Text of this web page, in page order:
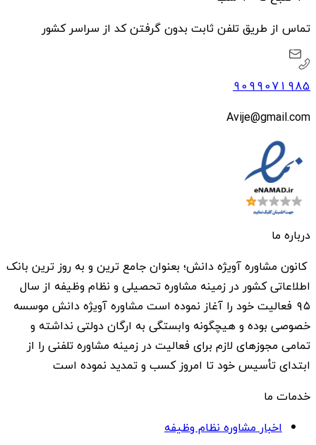
تماس از طریق تلفن ثابت بدون گرفتن کد از سراسر کشور
9099071985
Avije@gmail.com
درباره ما
کانون مشاوره آویژه دانش؛ بعنوان جامع ترین و به روز ترین بانک
اطلاعاتی کشور در زمینه مشاوره تحصیلی و نظام وظیفه از سال
۹۵ فعالیت خود را آغاز نموده است مشاوره آویژه دانش موسسه
خصوصی بوده و هیچگونه وابستگی به ارگان دولتی نداشته و
تمامی مجوزهای لازم برای فعالیت در زمینه مشاوره تلفنی را از
ابتدای تأسیس خود تا امروز کسب و تمدید نموده است
خدمات ما
اخبار مشاوره نظام وظیفه